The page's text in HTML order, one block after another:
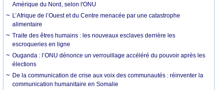
Amérique du Nord, selon l'ONU
L’Afrique de l’Ouest et du Centre menacée par une catastrophe
alimentaire
Traite des êtres humains : les nouveaux esclaves derrière les
escroqueries en ligne
Ouganda : l’ONU dénonce un verrouillage accéléré du pouvoir après les
élections
De la communication de crise aux voix des communautés : réinventer la
communication humanitaire en Somalie